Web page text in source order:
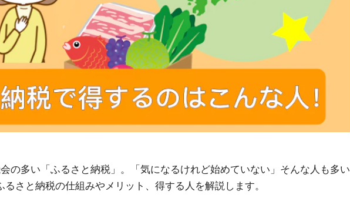
の多い「ふるさと納税」。「気になるけれど始めていない」そんな人も多い
さと納税の仕組みやメリット、得する人を解説します。